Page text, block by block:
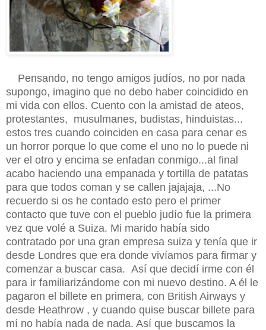
Pensando, no tengo amigos judíos, no por nada
supongo, imagino que no debo haber coincidido en
mi vida con ellos. Cuento con la amistad de ateos,
protestantes, musulmanes, budistas, hinduistas...
estos tres cuando coinciden en casa para cenar es
un horror porque lo que come el uno no lo puede ni
ver el otro y encima se enfadan conmigo...al final
acabo haciendo una empanada y tortilla de patatas
para que todos coman y se callen jajajaja, ...No
recuerdo si os he contado esto pero el primer
contacto que tuve con el pueblo judío fue la primera
vez que volé a Suiza. Mi marido había sido
contratado por una gran empresa suiza y tenía que ir
desde Londres que era donde vivíamos para firmar y
comenzar a buscar casa. Así que decidí irme con él
para ir familiarizándome con mi nuevo destino. A él le
pagaron el billete en primera, con British Airways y
desde Heathrow , y cuando quise buscar billete para
mí no había nada de nada. Así que buscamos la